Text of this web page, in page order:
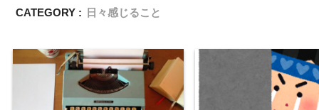
CATEGORY : 日々感じること